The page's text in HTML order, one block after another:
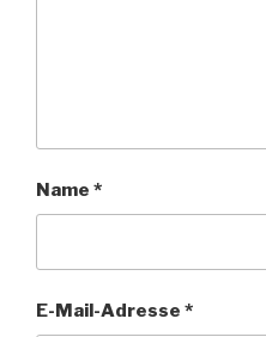
Name *
E-Mail-Adresse *